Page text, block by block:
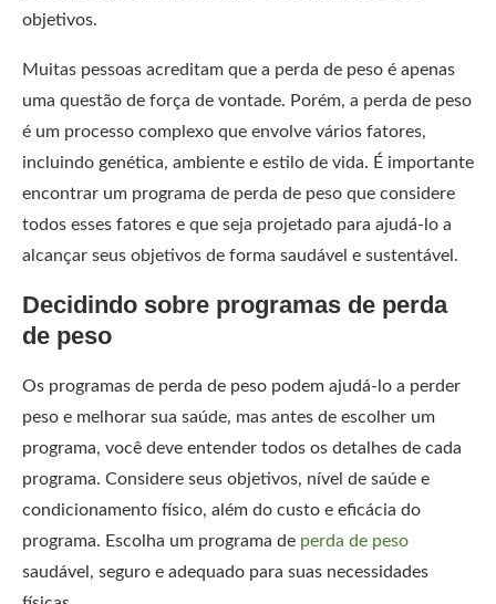
objetivos.
Muitas pessoas acreditam que a perda de peso é apenas
uma questão de força de vontade. Porém, a perda de peso
é um processo complexo que envolve vários fatores,
incluindo genética, ambiente e estilo de vida. É importante
encontrar um programa de perda de peso que considere
todos esses fatores e que seja projetado para ajudá-lo a
alcançar seus objetivos de forma saudável e sustentável.
Decidindo sobre programas de perda
de peso
Os programas de perda de peso podem ajudá-lo a perder
peso e melhorar sua saúde, mas antes de escolher um
programa, você deve entender todos os detalhes de cada
programa. Considere seus objetivos, nível de saúde e
condicionamento físico, além do custo e eficácia do
programa. Escolha um programa de perda de peso
saudável, seguro e adequado para suas necessidades